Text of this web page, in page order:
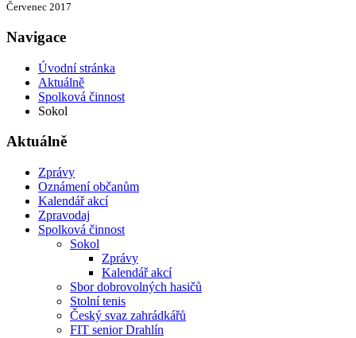
Červenec 2017
Navigace
Úvodní stránka
Aktuálně
Spolková činnost
Sokol
Aktuálně
Zprávy
Oznámení občanům
Kalendář akcí
Zpravodaj
Spolková činnost
Sokol
Zprávy
Kalendář akcí
Sbor dobrovolných hasičů
Stolní tenis
Český svaz zahrádkářů
FIT senior Drahlín